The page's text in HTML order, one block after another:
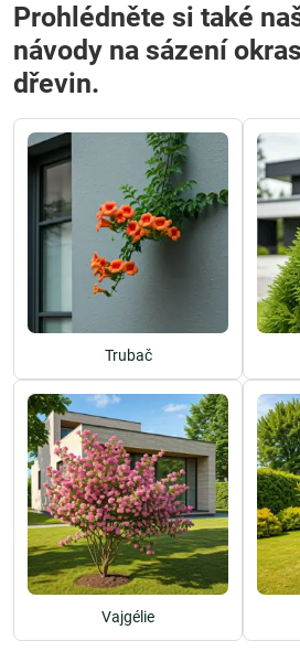
Prohlédněte si také
návody na sázení
dřevin.
Trubač
Vajgélie